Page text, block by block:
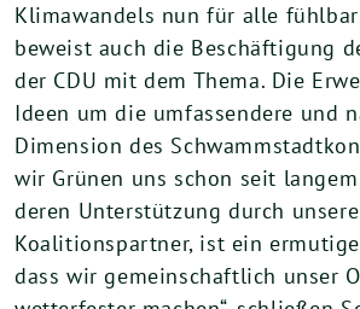
Klimawandels nun für alle
beweist auch die Beschäftigung
der CDU mit dem Thema. Die
Ideen um die umfassendere und
Dimension des
wir Grünen uns schon seit
deren Unterstützung durch unsere
Koalitionspartner, ist ein
dass wir gemeinschaftlich unser